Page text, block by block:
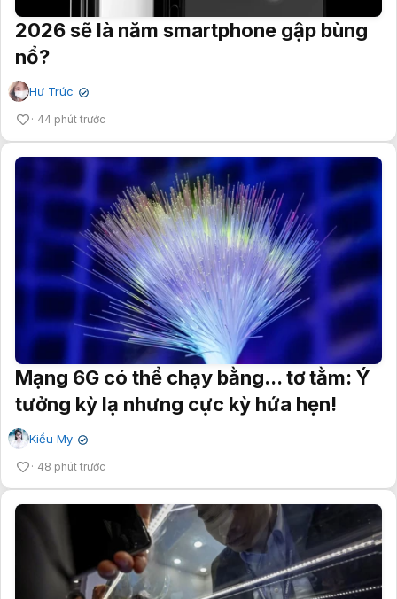
2026 sẽ là năm smartphone gập bùng
nổ?
Hư Trúc ✔
44 phút trước
Mạng 6G có thể chạy bằng... tơ tằm: Ý
tưởng kỳ lạ nhưng cực kỳ hứa hẹn!
Kiều My ✔
48 phút trước